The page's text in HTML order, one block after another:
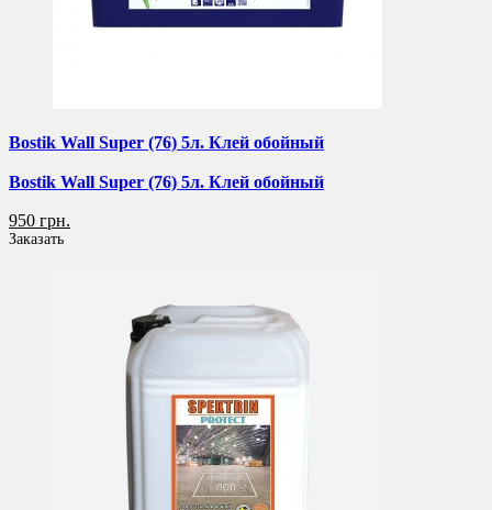
Bostik Wall Super (76) 5л. Клей обойный
Bostik Wall Super (76) 5л. Клей обойный
950 грн.
Заказать